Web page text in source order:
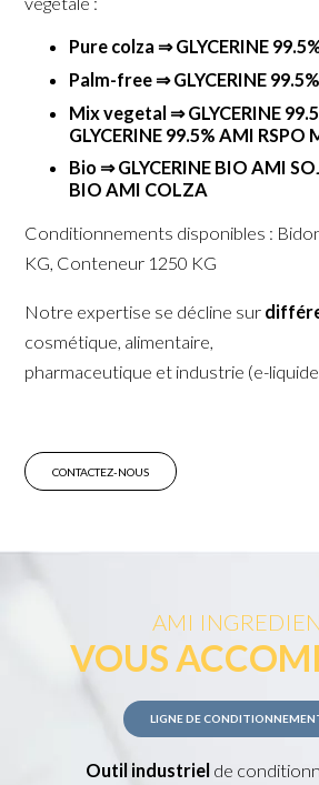
Pure colza ⇒ GLYCERINE
Palm-free ⇒ GLYCERINE
Mixvegetal ⇒ GLYCERINE
GLYCERINE 99.5% AMI RSPO
Bio ⇒ GLYCERINE BIO AMI
BIO AMI COLZA
Conditionnements disponibles :
KG, Conteneur 1250 KG
Notre expertise se décline sur
cosmétique, alimentaire,
pharmaceutique et industrie (e-
CONTACTEZ-NOUS
AMI
VOUS
LIGNE DE
Outil industriel de